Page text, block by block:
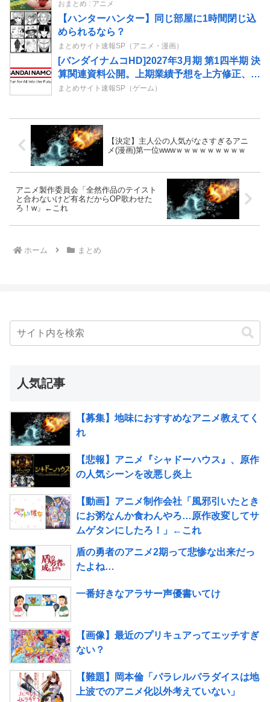
おまとめ : アニメ
【ハンターハンター】同じ部屋に1時間閉じ込
められるなら？
まとめサイト速報SP（アニメ・漫画）
[バンダイナムコHD]2027年3月期 第1四半期 決
算関連資料公開。上期業績予想を上方修正、ガ
ンダム・ドラゴンボール・ONE PIECEが好
まとめサイト速報SP（ゲーム）
【決定】主人公の人気がなさすぎるアニ
メ(漫画)第一位wwwｗｗｗｗｗｗｗｗｗ
アニメ製作委員会「全然作品のテイスト
と合わないけど有名だからOP歌わせた
ろ！w」←これ
ホーム まとめ
人気記事
【募集】地味におすすめなアニメ教えてく
れ
【悲報】アニメ『シャドーハウス』、原作
の人気シーンを改悪し炎上
【動画】アニメ制作会社「風邪引いたとき
にお粥なんか食わんやろ…原作改変してサ
ムゲタンにしたろ！」←これ
盾の勇者のアニメ2期って悲惨な出来だっ
たよね…
一番好きなアラサー声優書いてけ
【画像】最近のプリキュアってエッチすぎ
ない？
【難題】岡本倫「パラレルパラダイスは地
上波でのアニメ化以外考えていない」